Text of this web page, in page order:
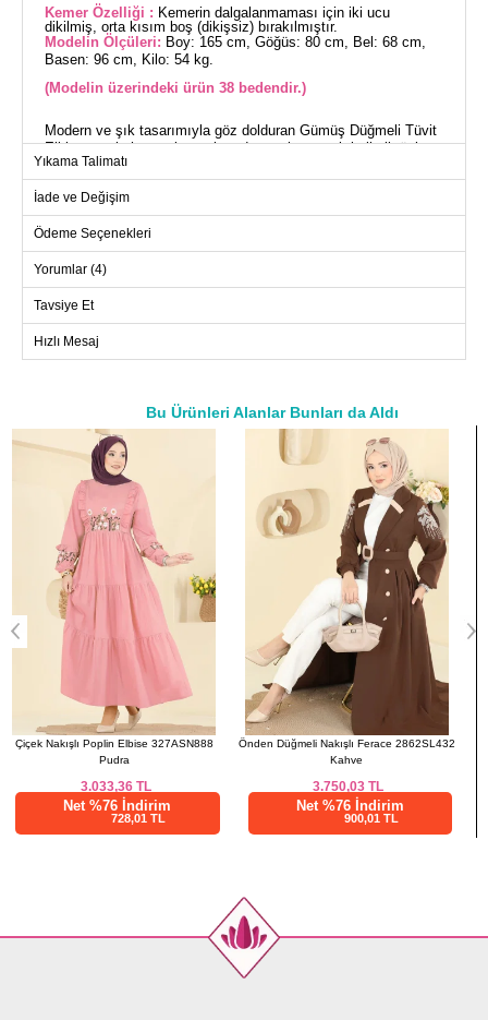
Kemer Özelliği : Kemerin dalgalanmaması için iki ucu
dikilmiş, orta kısım boş (dikişsiz) bırakılmıştır.
Modelin Ölçüleri: Boy: 165 cm, Göğüs: 80 cm, Bel: 68 cm,
Basen: 96 cm, Kilo: 54 kg.
(Modelin üzerindeki ürün 38 bedendir.)
Modern ve şık tasarımıyla göz dolduran Gümüş Düğmeli Tüvit
Elbise, sonbahar ve kış aylarında sıcak tutacak kaliteli tüvit
kumaştan üretilmiştir. Zarif bisiklet yakası ve önden düğmeli
tasarımı ile pratik bir kullanım sunar. Astarsız yapısı, hafif ve
konforlu bir deneyim sağlar. Dahili kemeri ve yan cep detayı ile
hem fonksiyonel hem de estetik bir görünüme sahiptir. 30
derecede hassas yıkamaya uygun bu şık elbise, tesettür giyim
tercih eden kadınlar için idealdir.
Beden
38
96 88
133
104 96
133
44
133
46
133
48
133
Yıkama Talimatı
İade ve Değişim
Ödeme Seçenekleri
Yorumlar (4)
Tavsiye Et
Hızlı Mesaj
Bu Ürünleri Alanlar Bunları da Aldı
a>
Önden Düğmeli Nakışlı Ferace 2862SL432
Kahve
3.750,03TL
Net %76 İndirim
900,01 TL
Gömlek Detaylı Elbise Takım PL9157
Zümrüt
2.433,55TL
Net %76 İndirim
584,05 TL